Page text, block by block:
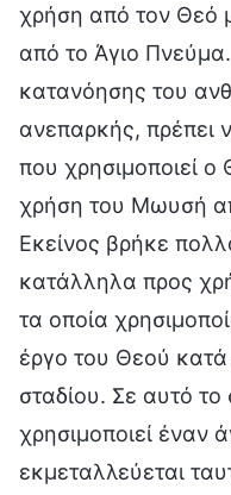
χρήση από τον Θεό
από το Άγιο
κατανόησης του
ανεπαρκής, πρέπει
που χρησιμοποιεί ο
χρήση του Μωυσή
Εκείνος βρήκε
κατάλληλα προς
τα οποία
έργο του Θεού κατά
σταδίου. Σε αυτό
χρησιμοποιεί έναν
εκμεταλλεύεται